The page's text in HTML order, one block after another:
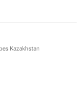
Kazakhstan